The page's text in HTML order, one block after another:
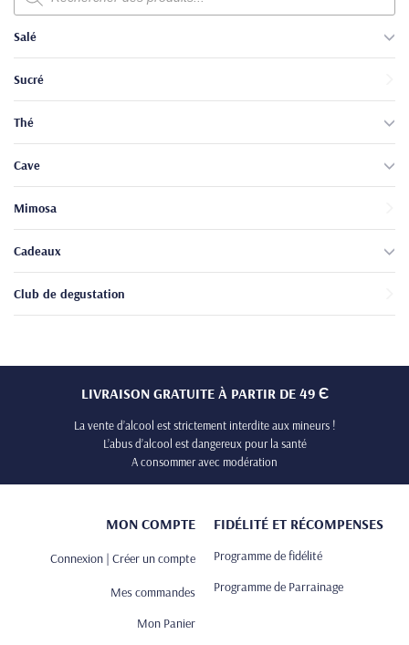
produits
Salé
Sucré
Thé
Cave
Mimosa
Cadeaux
Club de degustation
LIVRAISON GRATUITE À PARTIR DE 49 Є
La vente d’alcool est strictement interdite aux mineurs !
L’abus d’alcool est dangereux pour la santé
A consommer avec modération
MON COMPTE
Connexion | Créer un compte
Mes commandes
Mon Panier
FIDÉLITÉ ET RÉCOMPENSES
Programme de fidélité
Programme de Parrainage